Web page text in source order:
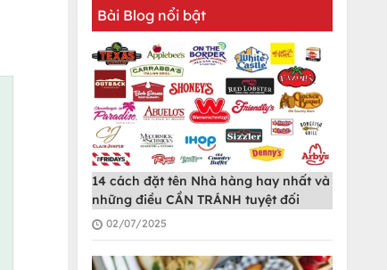
Bài Blog nổi bật
14 cách đặt tên Nhà hàng hay nhất và
những điều CẦN TRÁNH tuyệt đối
02/07/2025